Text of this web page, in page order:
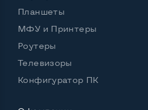
Выход USB 2_0
Выход USB 3_02-4 шт
Планшеты
МФУ и Принтеры
Роутеры
Телевизоры
Конфигуратор ПК